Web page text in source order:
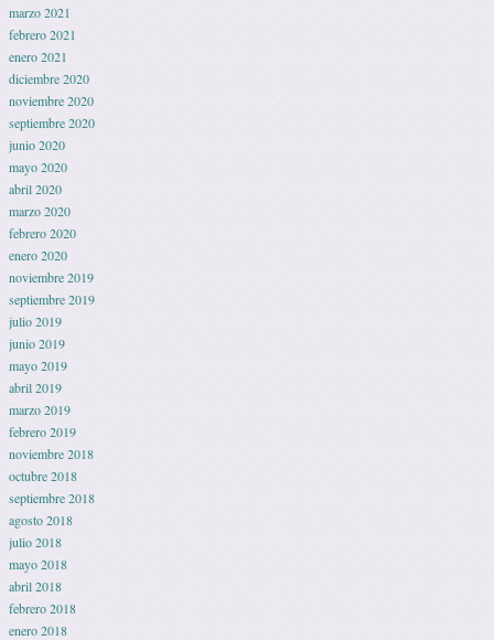
marzo 2021
febrero 2021
enero 2021
diciembre 2020
noviembre 2020
septiembre 2020
junio 2020
mayo 2020
abril 2020
marzo 2020
febrero 2020
enero 2020
noviembre 2019
septiembre 2019
julio 2019
junio 2019
mayo 2019
abril 2019
marzo 2019
febrero 2019
noviembre 2018
octubre 2018
septiembre 2018
agosto 2018
julio 2018
mayo 2018
abril 2018
febrero 2018
enero 2018